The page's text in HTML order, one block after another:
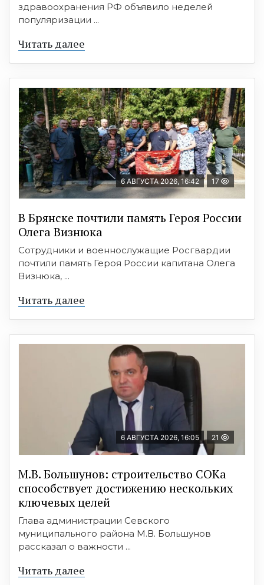
здравоохранения РФ объявило неделей
популяризации ...
Читать далее
6 АВГУСТА 2026, 16:42 17
В Брянске почтили память Героя России
Олега Визнюка
Сотрудники и военнослужащие Росгвардии
почтили память Героя России капитана Олега
Визнюка, ...
Читать далее
6 АВГУСТА 2026, 16:05 21
М.В. Большунов: строительство СОКа
способствует достижению нескольких
ключевых целей
Глава администрации Севского
муниципального района М.В. Большунов
рассказал о важности ...
Читать далее